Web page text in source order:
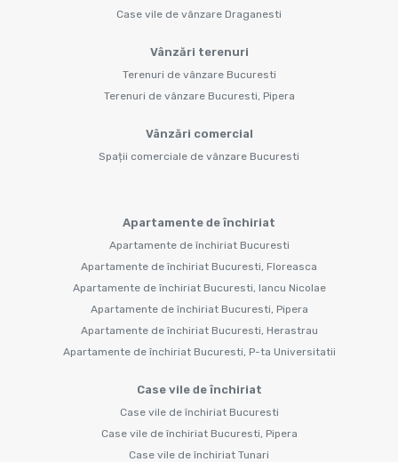
Case vile de vânzare Draganesti
Vânzări terenuri
Terenuri de vânzare Bucuresti
Terenuri de vânzare Bucuresti, Pipera
Vânzări comercial
Spații comerciale de vânzare Bucuresti
Apartamente de închiriat
Apartamente de închiriat Bucuresti
Apartamente de închiriat Bucuresti, Floreasca
Apartamente de închiriat Bucuresti, Iancu Nicolae
Apartamente de închiriat Bucuresti, Pipera
Apartamente de închiriat Bucuresti, Herastrau
Apartamente de închiriat Bucuresti, P-ta Universitatii
Case vile de închiriat
Case vile de închiriat Bucuresti
Case vile de închiriat Bucuresti, Pipera
Case vile de închiriat Tunari